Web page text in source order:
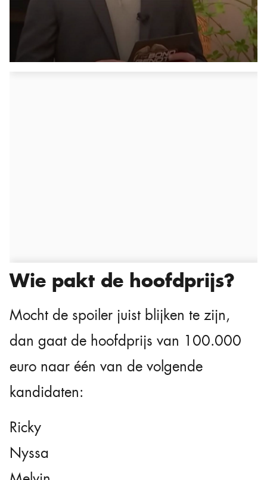
Wie pakt de hoofdprijs?
Mocht de spoiler juist blijken te zijn,
dan gaat de hoofdprijs van 100.000
euro naar één van de volgende
kandidaten:
Ricky
Nyssa